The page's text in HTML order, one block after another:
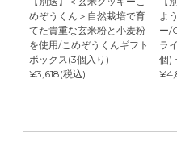
めぞうくん＞自然栽培で育
てた貴重な玄米粉と小麦粉
を使用/こめぞうくんギフト
ボックス(3個入り)
¥3,618(税込)
よ
ー/
ラ
個)